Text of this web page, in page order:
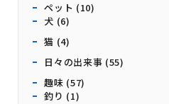
ペット (10)
犬 (6)
猫 (4)
日々の出来事 (55)
趣味 (57)
釣り (1)